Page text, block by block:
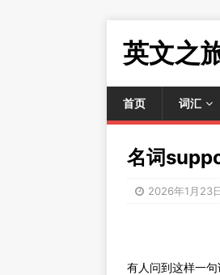
英文之
首页 词汇
名词
2026年1月23
有人问到这样一句